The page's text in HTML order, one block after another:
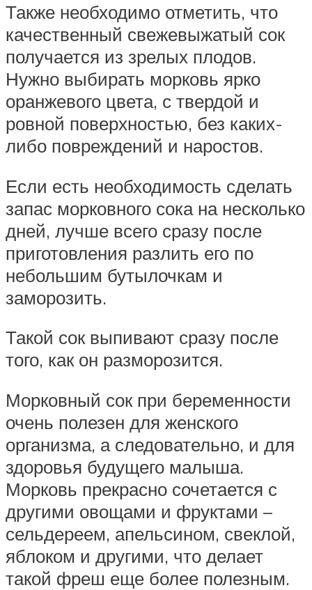
Также необходимо отметить, что
качественный свежевыжатый сок
получается из зрелых плодов.
Нужно выбирать морковь ярко
оранжевого цвета, с твердой и
ровной поверхностью, без каких-
либо повреждений и наростов.
Если есть необходимость сделать
запас морковного сока на несколько
дней, лучше всего сразу после
приготовления разлить его по
небольшим бутылочкам и
заморозить.
Такой сок выпивают сразу после
того, как он разморозится.
Морковный сок при беременности
очень полезен для женского
организма, а следовательно, и для
здоровья будущего малыша.
Морковь прекрасно сочетается с
другими овощами и фруктами –
сельдереем, апельсином, свеклой,
яблоком и другими, что делает
такой фреш еще более полезным.